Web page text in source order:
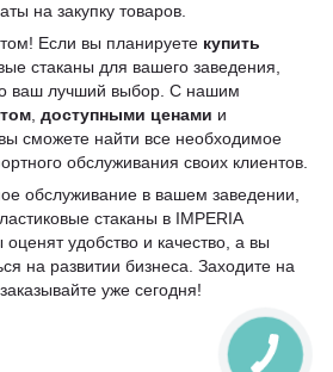
на закупку товаров.
Если вы планируете купить
стаканы для вашего заведения,
ваш лучший выбор. С нашим
, доступными ценами и
вы сможете найти все необходимое
обслуживания своих клиентов.
обслуживание в вашем заведении,
стаканы в IMPERIA
удобство и качество, а вы
на развитии бизнеса. Заходите на
уже сегодня!